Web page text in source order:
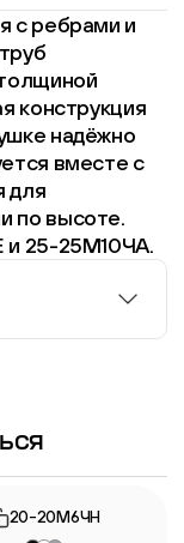
с ребрами и
конструкция
надёжно
вместе с
для
по высоте.
и 25-25М10ЧА.
20-20М6ЧН